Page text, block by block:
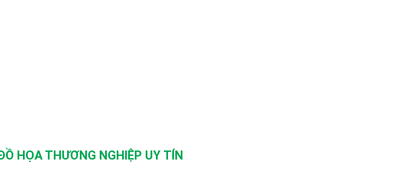
HỌA THƯƠNG NGHIỆP UY TÍN